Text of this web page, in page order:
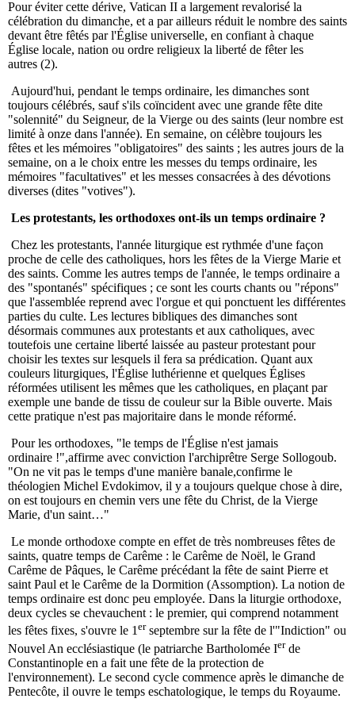
Pour éviter cette dérive, Vatican II a largement revalorisé la
célébration du dimanche, et a par ailleurs réduit le nombre des saints
devant être fêtés par l'Église universelle, en confiant à chaque
Église locale, nation ou ordre religieux la liberté de fêter les
autres (2).
Aujourd'hui, pendant le temps ordinaire, les dimanches sont
toujours célébrés, sauf s'ils coïncident avec une grande fête dite
"solennité" du Seigneur, de la Vierge ou des saints (leur nombre est
limité à onze dans l'année). En semaine, on célèbre toujours les
fêtes et les mémoires "obligatoires" des saints ; les autres jours de la
semaine, on a le choix entre les messes du temps ordinaire, les
mémoires "facultatives" et les messes consacrées à des dévotions
diverses (dites "votives").
Les protestants, les orthodoxes ont-ils un temps ordinaire ?
Chez les protestants, l'année liturgique est rythmée d'une façon
proche de celle des catholiques, hors les fêtes de la Vierge Marie et
des saints. Comme les autres temps de l'année, le temps ordinaire a
des "spontanés" spécifiques ; ce sont les courts chants ou "répons"
que l'assemblée reprend avec l'orgue et qui ponctuent les différentes
parties du culte. Les lectures bibliques des dimanches sont
désormais communes aux protestants et aux catholiques, avec
toutefois une certaine liberté laissée au pasteur protestant pour
choisir les textes sur lesquels il fera sa prédication. Quant aux
couleurs liturgiques, l'Église luthérienne et quelques Églises
réformées utilisent les mêmes que les catholiques, en plaçant par
exemple une bande de tissu de couleur sur la Bible ouverte. Mais
cette pratique n'est pas majoritaire dans le monde réformé.
Pour les orthodoxes, "le temps de l'Église n'est jamais
ordinaire !",affirme avec conviction l'archiprêtre Serge Sollogoub.
"On ne vit pas le temps d'une manière banale,confirme le
théologien Michel Evdokimov, il y a toujours quelque chose à dire,
on est toujours en chemin vers une fête du Christ, de la Vierge
Marie, d'un saint…"
Le monde orthodoxe compte en effet de très nombreuses fêtes de
saints, quatre temps de Carême : le Carême de Noël, le Grand
Carême de Pâques, le Carême précédant la fête de saint Pierre et
saint Paul et le Carême de la Dormition (Assomption). La notion de
temps ordinaire est donc peu employée. Dans la liturgie orthodoxe,
deux cycles se chevauchent : le premier, qui comprend notamment
les fêtes fixes, s'ouvre le 1erseptembre sur la fête de l'"Indiction" ou
Nouvel An ecclésiastique (le patriarche Bartholomée Ierde
Constantinople en a fait une fête de la protection de
l'environnement). Le second cycle commence après le dimanche de
Pentecôte, il ouvre le temps eschatologique, le temps du Royaume.